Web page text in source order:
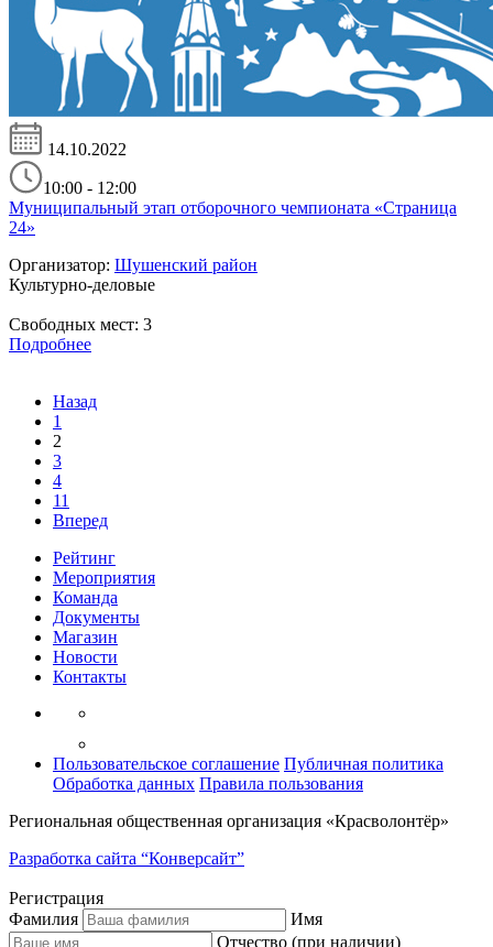
14.10.2022
10:00 - 12:00
Муниципальный этап отборочного чемпионата «Страница
24»
Организатор: Шушенский район
Культурно-деловые
Свободных мест: 3
Подробнее
Назад
1
2
3
4
11
Вперед
Рейтинг
Мероприятия
Команда
Документы
Магазин
Новости
Контакты
Пользовательское соглашение Публичная политика
Обработка данных Правила пользования
Региональная общественная организация «Красволонтёр»
Разработка сайта “Конверсайт”
Регистрация
Фамилия
Имя
Отчество (при наличии)